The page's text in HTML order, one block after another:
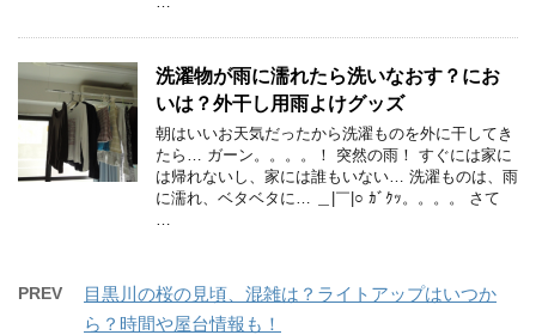
洗濯物が雨に濡れたら洗いなおす？にお
いは？外干し用雨よけグッズ
朝はいいお天気だったから洗濯ものを外に干してき
たら… ガーン。。。。！ 突然の雨！ すぐには家に
は帰れないし、家には誰もいない… 洗濯ものは、雨
に濡れ、ベタベタに… ＿|￣|○ ｶﾞｸｯ。。。。 さて
PREV
目黒川の桜の見頃、混雑は？ライトアップはいつか
ら？時間や屋台情報も！